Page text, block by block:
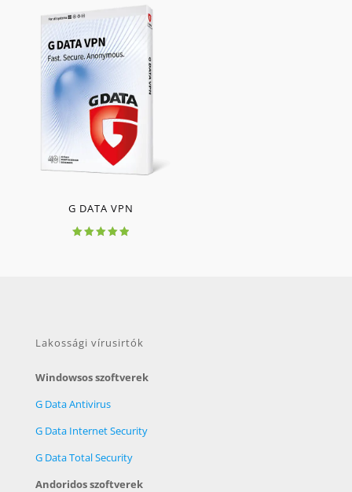
G DATA VPN
Lakossági vírusirtók
Windowsos szoftverek
G Data Antivirus
G Data Internet Security
G Data Total Security
Andoridos szoftverek